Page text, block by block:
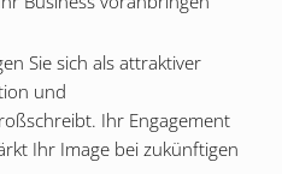
Sie sich als attraktiver
und
Ihr Engagement
Ihr Image bei zukünftigen